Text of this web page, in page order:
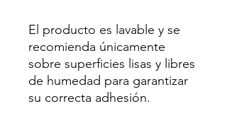
El producto es lavable y se
recomienda únicamente
sobre superficies lisas y libres
de humedad para garantizar
su correcta adhesión.